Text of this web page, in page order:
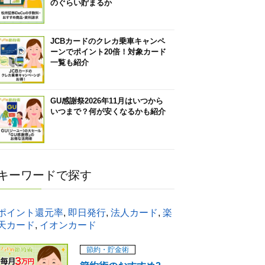
のぐらい貯まるか
JCBカードのクレカ乗車キャンペ
ーンでポイント20倍！対象カード
一覧も紹介
GU感謝祭2026年11月はいつから
いつまで？何が安くなるかも紹介
ーワードで探す
イント還元率, 即日発行, 法人カード, 楽
カード, イオンカード
節約・貯金術